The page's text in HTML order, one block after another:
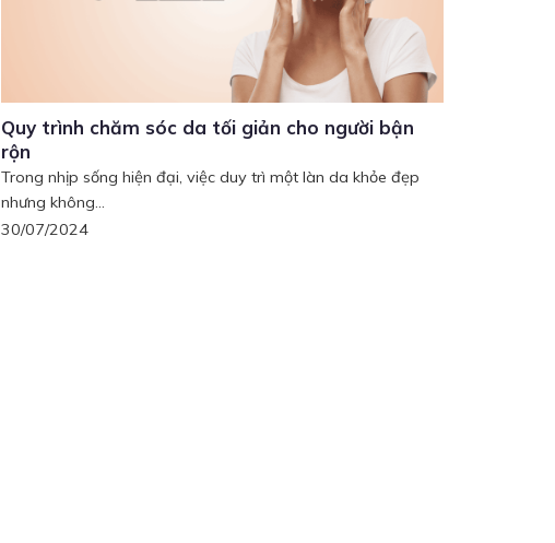
Quy trình chăm sóc da tối giản cho người bận
rộn
Trong nhịp sống hiện đại, việc duy trì một làn da khỏe đẹp
nhưng không...
30/07/2024